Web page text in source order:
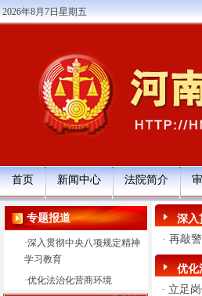
2026年8月7日星期五
首页 新闻中心 法院简介
专题报道
·深入贯彻中央八项规定精神
学习教育
·优化法治化营商环境
深入
· 再敲
优化
· 立足